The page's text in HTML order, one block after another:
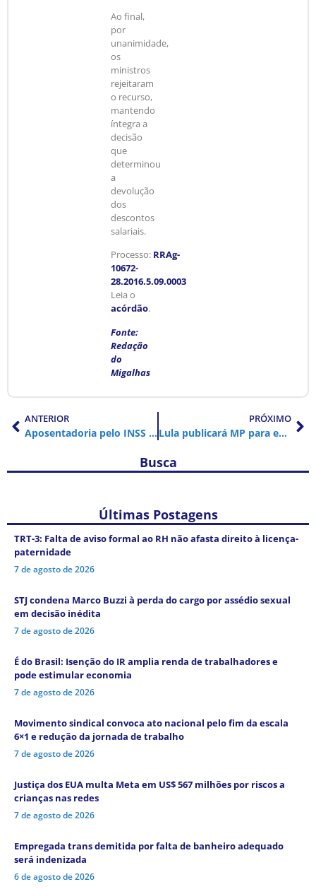
Ao final,
por
unanimidade,
os
ministros
rejeitaram
o recurso,
mantendo
íntegra a
decisão
que
determinou
a
devolução
dos
descontos
salariais.
Processo: RRAg-
10672-
28.2016.5.09.0003
Leia o
acórdão.
Fonte:
Redação
do
Migalhas
ANTERIOR
Aposentadoria pelo INSS fica mais rígida em 2026; veja o que muda
PRÓXIMO
Lula publicará MP para evitar reajuste de somente R$ 18 a professores, diz ministro
Busca
Últimas Postagens
TRT-3: Falta de aviso formal ao RH não afasta direito à licença-
paternidade
7 de agosto de 2026
STJ condena Marco Buzzi à perda do cargo por assédio sexual
em decisão inédita
7 de agosto de 2026
É do Brasil: Isenção do IR amplia renda de trabalhadores e
pode estimular economia
7 de agosto de 2026
Movimento sindical convoca ato nacional pelo fim da escala
6×1 e redução da jornada de trabalho
7 de agosto de 2026
Justiça dos EUA multa Meta em US$ 567 milhões por riscos a
crianças nas redes
7 de agosto de 2026
Empregada trans demitida por falta de banheiro adequado
será indenizada
6 de agosto de 2026